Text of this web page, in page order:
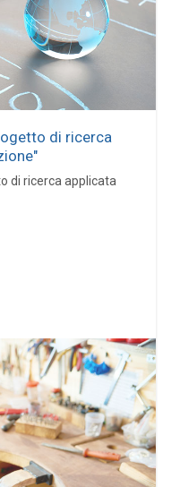
di ricerca
di ricerca applicata